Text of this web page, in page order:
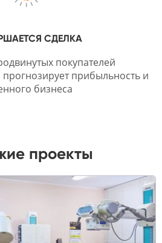
СДЕЛКА
покупателей
прибыльность и
бизнеса
проекты